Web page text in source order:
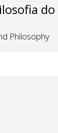
do
Philosophy